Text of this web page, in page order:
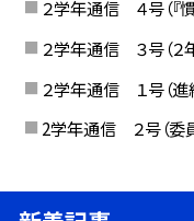
２学年通信 ４号（『慣
２学年通信 ３号（２
２学年通信 １号（進
2学年通信 ２号（委